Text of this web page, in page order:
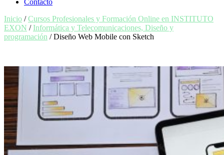
Contacto
Inicio /Cursos Profesionales y Formación Online en INSTITUTO
EXON / Informática y Telecomunicaciones, Diseño y
programación / Diseño Web Mobile con Sketch